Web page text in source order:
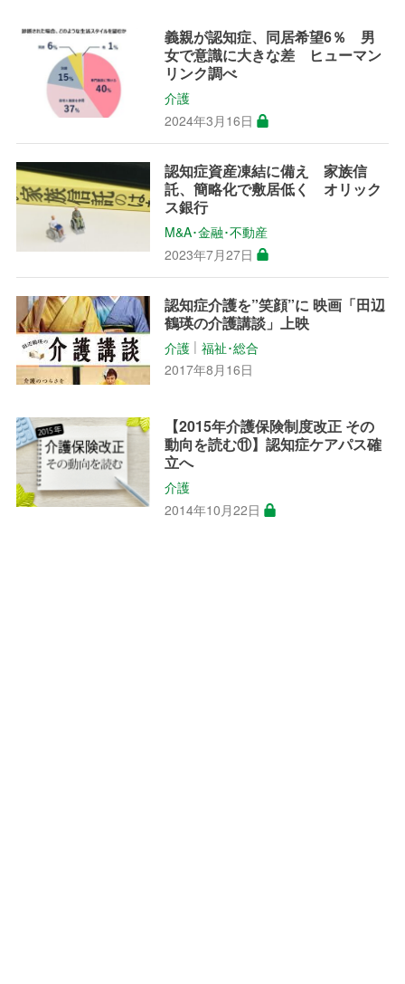
義親が認知症、同居希望6％ 男
女で意識に大きな差 ヒューマン
リンク調べ
介護
2024年3月16日
認知症資産凍結に備え 家族信
託、簡略化で敷居低く オリック
ス銀行
M&A･金融･不動産
2023年7月27日
認知症介護を”笑顔”に 映画「田辺
鶴瑛の介護講談」上映
介護 │福祉･総合
2017年8月16日
【2015年介護保険制度改正 その
動向を読む⑪】認知症ケアパス確
立へ
介護
2014年10月22日